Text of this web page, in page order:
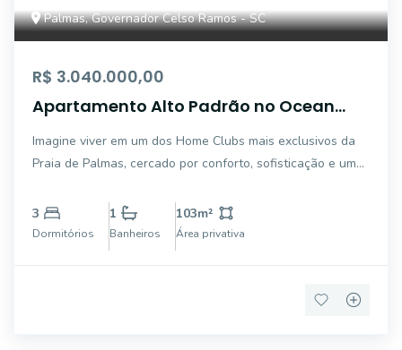
Palmas, Governador Celso Ramos - SC
R$ 3.040.000,00
Apartamento Alto Padrão no Ocean
Lazer Completo
Imagine viver em um dos Home Clubs mais exclusivos da
Praia de Palmas, cercado por conforto, sofisticação e uma
localizada no 3º andar do Ocean Home Club foi pensada
para quem busca qualidade de vida, pri
3
Dormitórios
1
Banheiros
103m²
Área privativa